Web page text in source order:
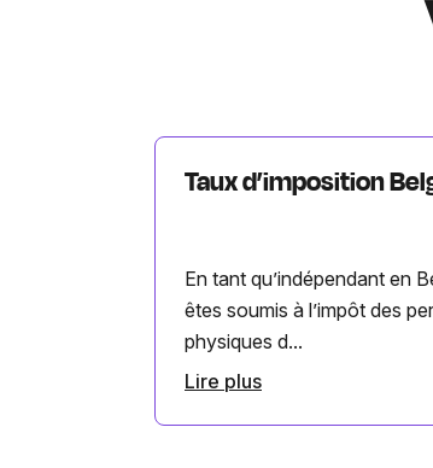
Taux d’imposition
En tant qu’indépendant en
êtes soumis à l’impôt des
physiques d...
Lire plus